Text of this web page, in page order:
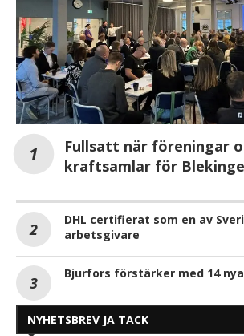
Fullsatt när föreningar
kraftsamlar för Blekinge
DHL certifierat som en av
arbetsgivare
Bjurfors förstärker med 14
NYHETSBREV JA TACK